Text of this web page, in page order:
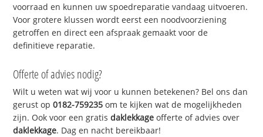
voorraad en kunnen uw spoedreparatie vandaag uitvoeren.
Voor grotere klussen wordt eerst een noodvoorziening
getroffen en direct een afspraak gemaakt voor de
definitieve reparatie.
Offerte of advies nodig?
Wilt u weten wat wij voor u kunnen betekenen? Bel ons dan
gerust op0182-759235 om te kijken wat de mogelijkheden
zijn. Ook voor een gratisdaklekkage offerte of advies over
daklekkage. Dag en nacht bereikbaar!